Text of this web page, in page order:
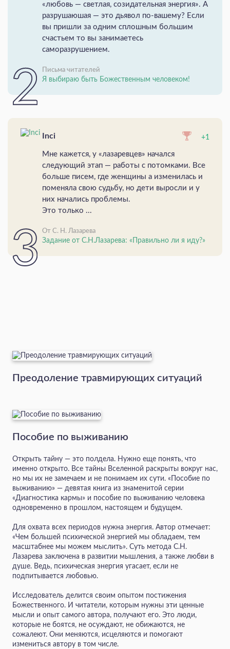
«любовь — светлая, созидательная энергия». А
разрушаюшая — это дьявол по-вашему? Если
вы пришли за одним сплошным большим
счастьем то вы занимаетесь
саморазрушением.
Письма читателей
Я выбираю быть Божественным человеком!
Inci +1
Мне кажется, у «лазаревцев» начался
следующий этап — работы с потомками. Все
больше писем, где женщины а изменилась и
поменяла свою судьбу, но дети выросли и у
них начались проблемы.
Это только ...
От С. Н. Лазарева
Задание от С.Н.Лазарева: «Правильно ли я иду?»
Преодоление травмирующих ситуаций
Пособие по выживанию
Открыть тайну — это полдела. Нужно еще понять, что
именно открыто. Все тайны Вселенной раскрыты вокруг нас,
но мы их не замечаем и не понимаем их сути. «Пособие по
выживанию» — девятая книга из знаменитой серии
«Диагностика кармы» и пособие по выживанию человека
одновременно в прошлом, настоящем и будущем.
Для охвата всех периодов нужна энергия. Автор отмечает:
«Чем большей психической энергией мы обладаем, тем
масштабнее мы можем мыслить». Суть метода С.Н.
Лазарева заключена в развитии мышления, а также любви в
душе. Ведь, психическая энергия угасает, если не
подпитывается любовью.
Исследователь делится своим опытом постижения
Божественного. И читатели, которым нужны эти ценные
мысли и опыт самого автора, получают его. Это люди,
которые не боятся, не осуждают, не обижаются, не
сожалеют. Они меняются, исцеляются и помогают
измениться автору в том числе.